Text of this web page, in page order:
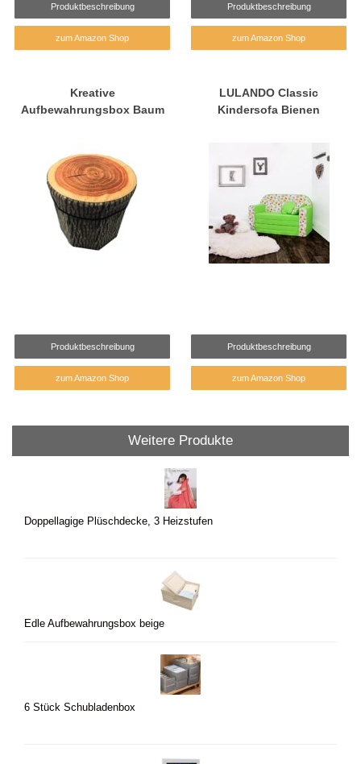
Produktbeschreibung
zum Amazon Shop
Produktbeschreibung
zum Amazon Shop
Kreative
Aufbewahrungsbox Baum
Produktbeschreibung
zum Amazon Shop
LULANDO Classic
Kindersofa Bienen
Produktbeschreibung
zum Amazon Shop
Weitere Produkte
Doppellagige Plüschdecke, 3 Heizstufen
Edle Aufbewahrungsbox beige
6 Stück Schubladenbox